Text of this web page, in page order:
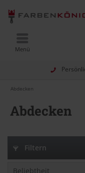
Menü
Abdecken
Abdecken
Filtern